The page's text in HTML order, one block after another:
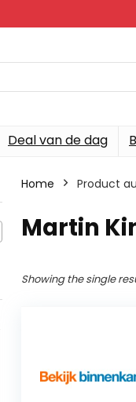
Deal van de dag
Home Product
Martin
Showing the single